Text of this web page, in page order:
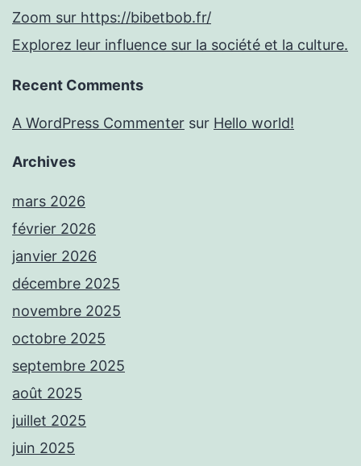
Zoom sur https://bibetbob.fr/
Explorez leur influence sur la société et la culture.
Recent Comments
A WordPress Commenter sur Hello world!
Archives
mars 2026
février 2026
janvier 2026
décembre 2025
novembre 2025
octobre 2025
septembre 2025
août 2025
juillet 2025
juin 2025